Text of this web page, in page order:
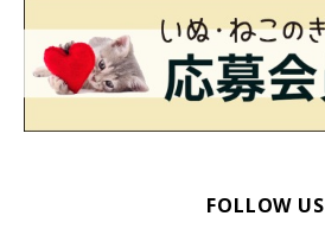
FOLLOW US